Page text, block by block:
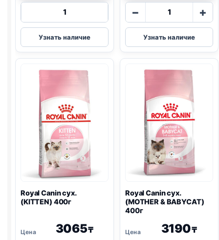
Количество
Royal
Canin
сух.
400г
Узнать наличие
−
Количество
Royal
Canin
Vet
(EARLY
)
400г
+
Узнать наличие
Royal Canin сух.
(KITTEN) 400г
3065₸
Royal Canin сух.
(MOTHER & BABYCAT)
400г
3190₸